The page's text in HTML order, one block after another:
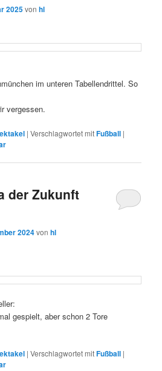
2025vonhl
im unteren Tabellendrittel. So
vergessen.
|Verschlagwortet mitFußball |
der Zukunft
2024vonhl
gespielt, aber schon 2 Tore
|Verschlagwortet mitFußball |